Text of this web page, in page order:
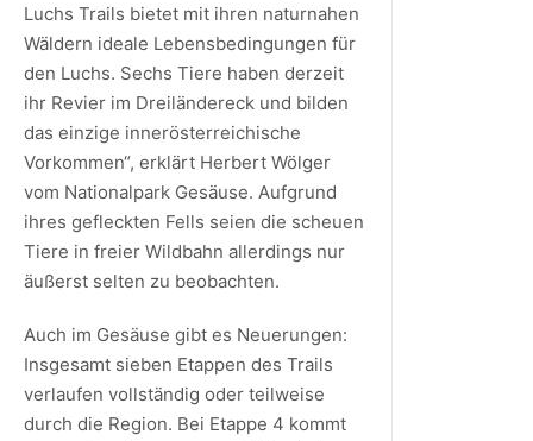
Luchs Trails bietet mit ihren naturnahen
Wäldern ideale Lebensbedingungen für
den Luchs. Sechs Tiere haben derzeit
ihr Revier im Dreiländereck und bilden
das einzige innerösterreichische
Vorkommen“, erklärt Herbert Wölger
vom Nationalpark Gesäuse. Aufgrund
ihres gefleckten Fells seien die scheuen
Tiere in freier Wildbahn allerdings nur
äußerst selten zu beobachten.
Auch im Gesäuse gibt es Neuerungen:
Insgesamt sieben Etappen des Trails
verlaufen vollständig oder teilweise
durch die Region. Bei Etappe 4 kommt